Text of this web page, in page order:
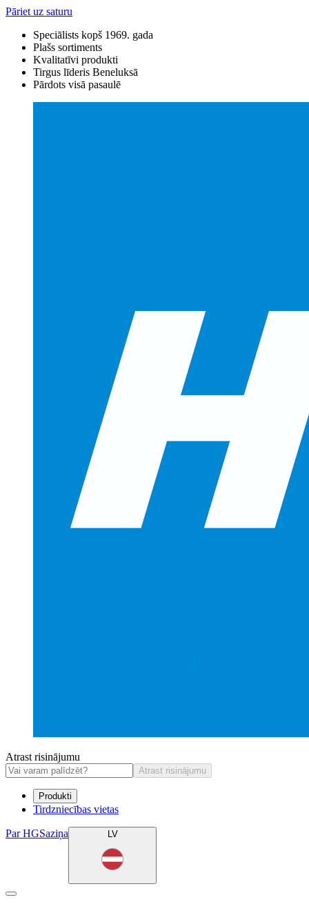
Pāriet uz saturu
Speciālists kopš 1969. gada
Plašs sortiments
Kvalitatīvi produkti
Tirgus līderis Beneluksā
Pārdots visā pasaulē
Atrast risinājumu
Atrast risinājumu
Produkti
Tirdzniecības vietas
Par HGSaziņa LV